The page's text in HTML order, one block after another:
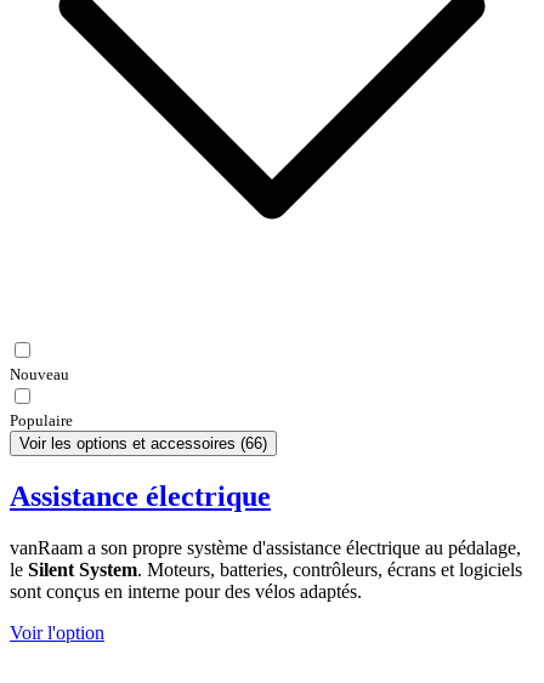
Nouveau
Populaire
Voir les options et accessoires (66)
Assistance électrique
vanRaam a son propre système d'assistance électrique au pédalage,
le Silent System. Moteurs, batteries, contrôleurs, écrans et logiciels
sont conçus en interne pour des vélos adaptés.
Voir l'option